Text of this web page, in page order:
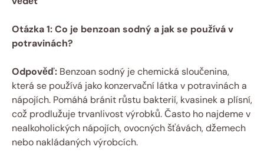
Otázka 1: Co je benzoan sodný a jak se používá v
potravinách?
Odpověď: Benzoan sodný je chemická sloučenina,
která se používá jako konzervační látka v potravinách a
nápojích. Pomáhá bránit růstu bakterií, kvasinek a plísní,
což prodlužuje trvanlivost výrobků. Často ho najdeme v
nealkoholických nápojích, ovocných šťávách, džemech
nebo nakládaných výrobcích.